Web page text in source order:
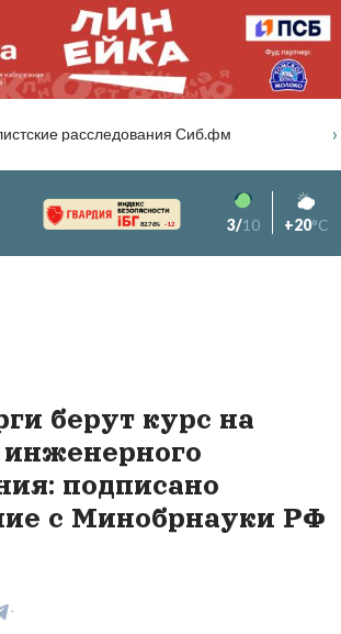
расследования Сиб.фм ›
82.76% -1.2 3/10 +20°C
берут курс на
инженерного
подписано
с Минобрнауки РФ